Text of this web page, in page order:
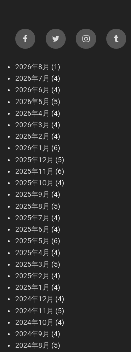
FacebookX（Twitter）Instagramtumblr
2026年8月 (1)
2026年7月 (4)
2026年6月 (4)
2026年5月 (5)
2026年4月 (4)
2026年3月 (4)
2026年2月 (4)
2026年1月 (6)
2025年12月 (5)
2025年11月 (6)
2025年10月 (4)
2025年9月 (4)
2025年8月 (5)
2025年7月 (4)
2025年6月 (4)
2025年5月 (6)
2025年4月 (4)
2025年3月 (5)
2025年2月 (4)
2025年1月 (4)
2024年12月 (4)
2024年11月 (5)
2024年10月 (4)
2024年9月 (4)
2024年8月 (5)